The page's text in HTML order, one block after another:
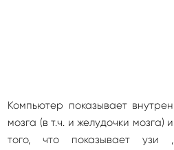
Компьютер показывает
мозга (в т.ч. и желудочки
того, что показывает узи